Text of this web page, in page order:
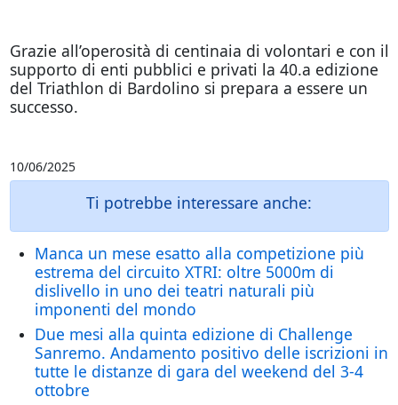
Grazie all’operosità di centinaia di volontari e con il
supporto di enti pubblici e privati la 40.a edizione
del Triathlon di Bardolino si prepara a essere un
successo.
10/06/2025
Ti potrebbe interessare anche:
Manca un mese esatto alla competizione più
estrema del circuito XTRI: oltre 5000m di
dislivello in uno dei teatri naturali più
imponenti del mondo
Due mesi alla quinta edizione di Challenge
Sanremo. Andamento positivo delle iscrizioni in
tutte le distanze di gara del weekend del 3-4
ottobre